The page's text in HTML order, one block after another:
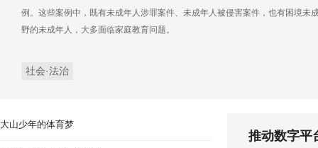
安徽淮南：秸秆利用 变废
例。这些案例中，既有未成年人涉罪案件、未成年人被侵害案件，也有困境未
野的未成年人，大多面临家庭教育问题。
社会·法治
推动数字平
大山少年的体育梦